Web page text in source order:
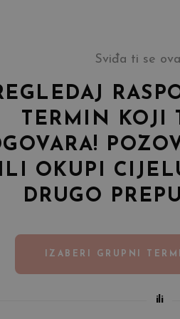
Sviđa ti se
TERMIN KOJI
OKUPI
DRUGO
IZABERI GRUPNI
ili